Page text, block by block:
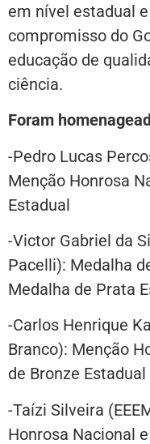
em nível estadual
compromisso do
educação de
ciência.
Foram
-Pedro Lucas
Menção Honrosa
Estadual
-Victor Gabriel da
Pacelli): Medalha
Medalha de Prata
-Carlos Henrique
Branco): Menção
de Bronze Estadual
-Taízi Silveira
Honrosa Nacional